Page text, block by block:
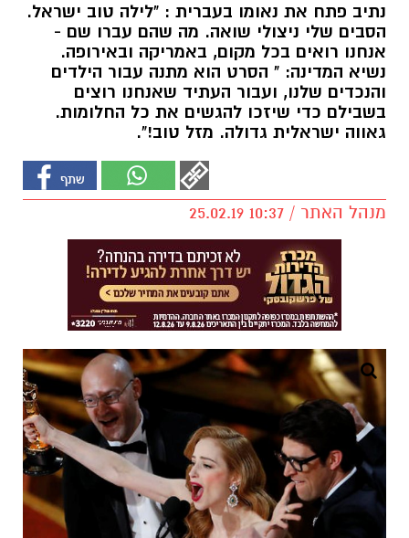
נתיב פתח את נאומו בעברית : "לילה טוב ישראל.
הסבים שלי ניצולי שואה. מה שהם עברו שם -
אנחנו רואים בכל מקום, באמריקה ובאירופה.
נשיא המדינה: " הסרט הוא מתנה עבור הילדים
והנכדים שלנו, ועבור העתיד שאנחנו רוצים
בשבילם כדי שיזכו להגשים את כל החלומות.
גאווה ישראלית גדולה. מזל טוב!".
מנהל האתר / 10:37 25.02.19